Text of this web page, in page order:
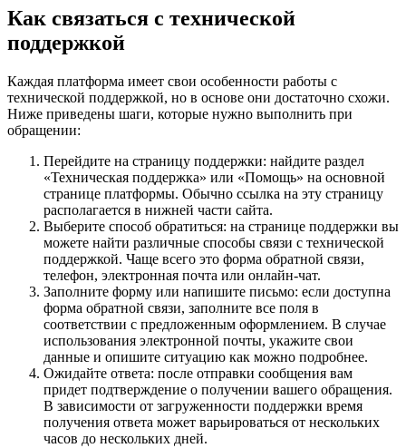
Как связаться с технической
поддержкой
Каждая платформа имеет свои особенности работы с
технической поддержкой, но в основе они достаточно схожи.
Ниже приведены шаги, которые нужно выполнить при
обращении:
Перейдите на страницу поддержки: найдите раздел
«Техническая поддержка» или «Помощь» на основной
странице платформы. Обычно ссылка на эту страницу
располагается в нижней части сайта.
Выберите способ обратиться: на странице поддержки вы
можете найти различные способы связи с технической
поддержкой. Чаще всего это форма обратной связи,
телефон, электронная почта или онлайн-чат.
Заполните форму или напишите письмо: если доступна
форма обратной связи, заполните все поля в
соответствии с предложенным оформлением. В случае
использования электронной почты, укажите свои
данные и опишите ситуацию как можно подробнее.
Ожидайте ответа: после отправки сообщения вам
придет подтверждение о получении вашего обращения.
В зависимости от загруженности поддержки время
получения ответа может варьироваться от нескольких
часов до нескольких дней.